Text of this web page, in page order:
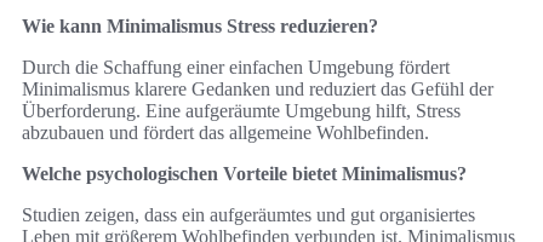
Wie kann Minimalismus Stress reduzieren?
Durch die Schaffung einer einfachen Umgebung fördert
Minimalismus klarere Gedanken und reduziert das Gefühl der
Überforderung. Eine aufgeräumte Umgebung hilft, Stress
abzubauen und fördert das allgemeine Wohlbefinden.
Welche psychologischen Vorteile bietet Minimalismus?
Studien zeigen, dass ein aufgeräumtes und gut organisiertes
Leben mit größerem Wohlbefinden verbunden ist. Minimalismus